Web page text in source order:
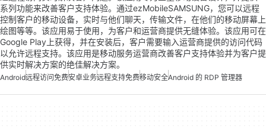
系列功能来改善客户支持体验。通过ezMobileSAMSUNG，您可以远程
控制客户的移动设备，实时与他们聊天，传输文件，在他们的移动屏幕上
绘图等等。该应用易于使用，为客户和运营商提供无缝体验。该应用可在
Google Play上获得，并在安装后，客户需要输入运营商提供的访问代码
以允许远程支持。该应用是移动服务运营商改善客户支持体验并为客户提
供实时解决方案的绝佳解决方案。
Android远程访问免费安卓业务远程支持免费移动安全Android 的 RDP 管理器